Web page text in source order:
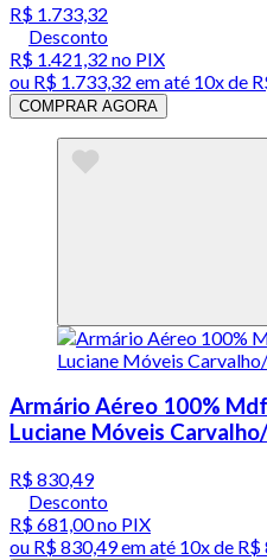
R$ 1.733,32
Desconto
R$ 1.421,32 no PIX
ou R$ 1.733,32 em até 10x de
COMPRAR AGORA
Armário Aéreo 100%
Luciane Móveis
R$ 830,49
Desconto
R$ 681,00no PIX
ou R$ 830,49em até 10x de R$